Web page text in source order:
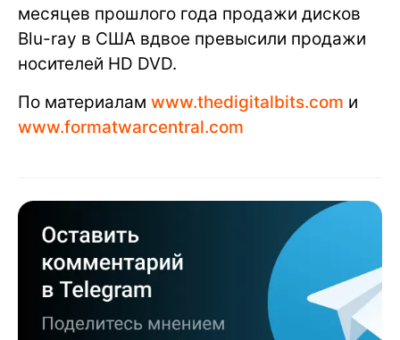
месяцев прошлого года продажи дисков
Blu-ray в США вдвое превысили продажи
носителей HD DVD.
По материалам www.thedigitalbits.com и
www.formatwarcentral.com